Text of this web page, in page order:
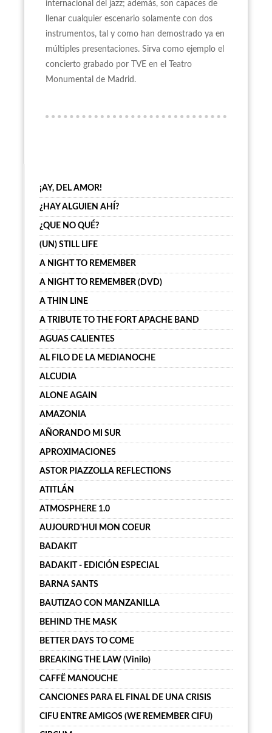
internacional del jazz; además, son capaces de
llenar cualquier escenario solamente con dos
instrumentos, tal y como han demostrado ya en
múltiples presentaciones. Sirva como ejemplo el
concierto grabado por TVE en el Teatro
Monumental de Madrid.
¡AY, DEL AMOR!
¿HAY ALGUIEN AHÍ?
¿QUE NO QUÉ?
(UN) STILL LIFE
A NIGHT TO REMEMBER
A NIGHT TO REMEMBER (DVD)
A THIN LINE
A TRIBUTE TO THE FORT APACHE BAND
AGUAS CALIENTES
AL FILO DE LA MEDIANOCHE
ALCUDIA
ALONE AGAIN
AMAZONIA
AÑORANDO MI SUR
APROXIMACIONES
ASTOR PIAZZOLLA REFLECTIONS
ATITLÁN
ATMOSPHERE 1.0
AUJOURD'HUI MON COEUR
BADAKIT
BADAKIT - EDICIÓN ESPECIAL
BARNA SANTS
BAUTIZAO CON MANZANILLA
BEHIND THE MASK
BETTER DAYS TO COME
BREAKING THE LAW (Vinilo)
CAFFË MANOUCHE
CANCIONES PARA EL FINAL DE UNA CRISIS
CIFU ENTRE AMIGOS (WE REMEMBER CIFU)